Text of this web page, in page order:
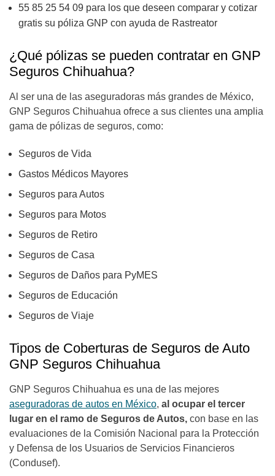
55 85 25 54 09 para los que deseen comparar y cotizar
gratis su póliza GNP con ayuda de Rastreator
¿Qué pólizas se pueden contratar en GNP
Seguros Chihuahua?
Al ser una de las aseguradoras más grandes de México,
GNP Seguros Chihuahua ofrece a sus clientes una amplia
gama de pólizas de seguros, como:
Seguros de Vida
Gastos Médicos Mayores
Seguros para Autos
Seguros para Motos
Seguros de Retiro
Seguros de Casa
Seguros de Daños para PyMES
Seguros de Educación
Seguros de Viaje
Tipos de Coberturas de Seguros de Auto
GNP Seguros Chihuahua
GNP Seguros Chihuahua es una de las mejores
aseguradoras de autos en México, al ocupar el tercer
lugar en el ramo de Seguros de Autos, con base en las
evaluaciones de la Comisión Nacional para la Protección
y Defensa de los Usuarios de Servicios Financieros
(Condusef).